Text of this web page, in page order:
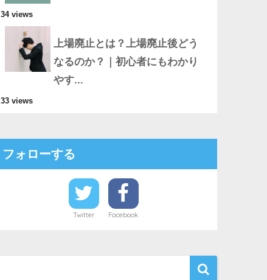
34 views
上場廃止とは？上場廃止後どう
なるのか？｜初心者にもわかり
やす...
33 views
フォローする
Twitter Facebook